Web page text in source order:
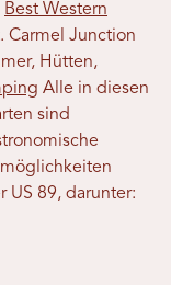
Best Western
Carmel Junction
Hütten,
Alle in diesen
sind
US 89, darunter: